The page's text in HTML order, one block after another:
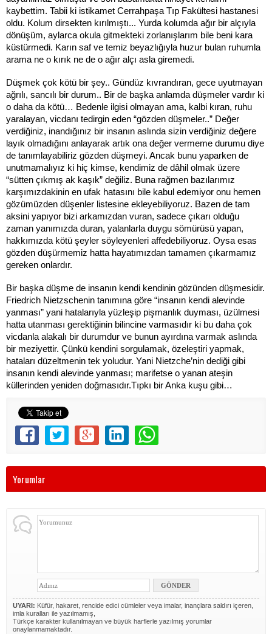
kaybettim. Tabii ki istikamet Cerrahpaşa Tıp Fakültesi hastanesi
oldu. Kolum dirsekten kırılmıştı... Yurda kolumda ağır bir alçıyla
dönüşüm, aylarca okula gitmekteki zorlanışlarım bile beni kara
küstürmedi. Karın saf ve temiz beyazlığıyla huzur bulan ruhumla
arama ne o kırık ne de o ağır alçı asla giremedi.
Düşmek çok kötü bir şey.. Gündüz kıvrandıran, gece uyutmayan
ağrılı, sancılı bir durum.. Bir de başka anlamda düşmeler vardır ki
o daha da kötü… Bedenle ilgisi olmayan ama, kalbi kıran, ruhu
yaralayan, vicdanı tedirgin eden “gözden düşmeler..” Değer
verdiğiniz, inandığınız bir insanın aslında sizin verdiğiniz değere
layık olmadığını anlayarak artık ona değer vermeme durumu diye
de tanımlayabiliriz gözden düşmeyi. Ancak bunu yaparken de
unutmamalıyız ki hiç kimse, kendimiz de dâhil olmak üzere
“sütten çıkmış ak kaşık” değiliz. Buna rağmen bazılarımız
karşımızdakinin en ufak hatasını bile kabul edemiyor onu hemen
gözümüzden düşenler listesine ekleyebiliyoruz. Bazen de tam
aksini yapıyor bizi arkamızdan vuran, sadece çıkarı olduğu
zaman yanımızda duran, yalanlarla duygu sömürüsü yapan,
hakkımızda kötü şeyler söyleyenleri affedebiliyoruz. Oysa esas
gözden düşürmemiz hatta hayatımızdan tamamen çıkarmamız
gereken onlardır.
Bir başka düşme de insanın kendi kendinin gözünden düşmesidir.
Friedrich Nietzschenin tanımına göre “insanın kendi alevinde
yanması” yani hatalarıyla yüzleşip pişmanlık duyması, üzülmesi
hatta utanması gerektiğinin bilincine varmasıdır ki bu daha çok
vicdanla alakalı bir durumdur ve bunun ayırdına varmak aslında
bir meziyettir. Çünkü kendini sorgulamak, özeleştiri yapmak,
hataları düzeltmenin tek yoludur. Yani Nietzche’nin dediği gibi
insanın kendi alevinde yanması; marifetse o yanan ateşin
küllerinden yeniden doğmasıdır.Tıpkı bir Anka kuşu gibi…
Yorumlar
UYARI: Küfür, hakaret, rencide edici cümleler veya imalar, inançlara saldırı içeren,
imla kuralları ile yazılmamış,
Türkçe karakter kullanılmayan ve büyük harflerle yazılmış yorumlar
onaylanmamaktadır.